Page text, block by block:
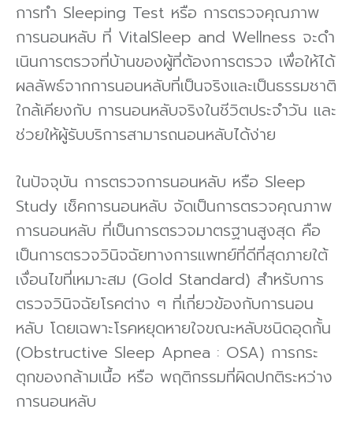
การทํา Sleeping Test หรือ การตรวจคุณภาพ
การนอนหลับ ที่ VitalSleep and Wellness จะดํา
เนินการตรวจที่บ้านของผู้ที่ต้องการตรวจ เพื่อให้ได้
ผลลัพธ์จากการนอนหลับที่เป็นจริงและเป็นธรรมชาติ
ใกล้เคียงกับ การนอนหลับจริงในชีวิตประจําวัน และ
ช่วยให้ผู้รับบริการสามารถนอนหลับได้ง่าย
ในปัจจุบัน การตรวจการนอนหลับ หรือ Sleep
Study เช็คการนอนหลับ จัดเป็นการตรวจคุณภาพ
การนอนหลับ ที่เป็นการตรวจมาตรฐานสูงสุด คือ
เป็นการตรวจวินิจฉัยทางการแพทย์ที่ดีที่สุดภายใต้
เงื่อนไขที่เหมาะสม (Gold Standard) สําหรับการ
ตรวจวินิจฉัยโรคต่าง ๆ ที่เกี่ยวข้องกับการนอน
หลับ โดยเฉพาะโรคหยุดหายใจขณะหลับชนิดอุดกั้น
(Obstructive Sleep Apnea : OSA) การกระ
ตุกของกล้ามเนื้อ หรือ พฤติกรรมที่ผิดปกติระหว่าง
การนอนหลับ